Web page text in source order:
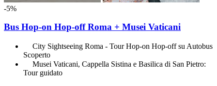
-5%
Bus Hop-on Hop-off Roma + Musei Vaticani
City Sightseeing Roma - Tour Hop-on Hop-off su Autobus
Scoperto
Musei Vaticani, Cappella Sistina e Basilica di San Pietro:
Tour guidato